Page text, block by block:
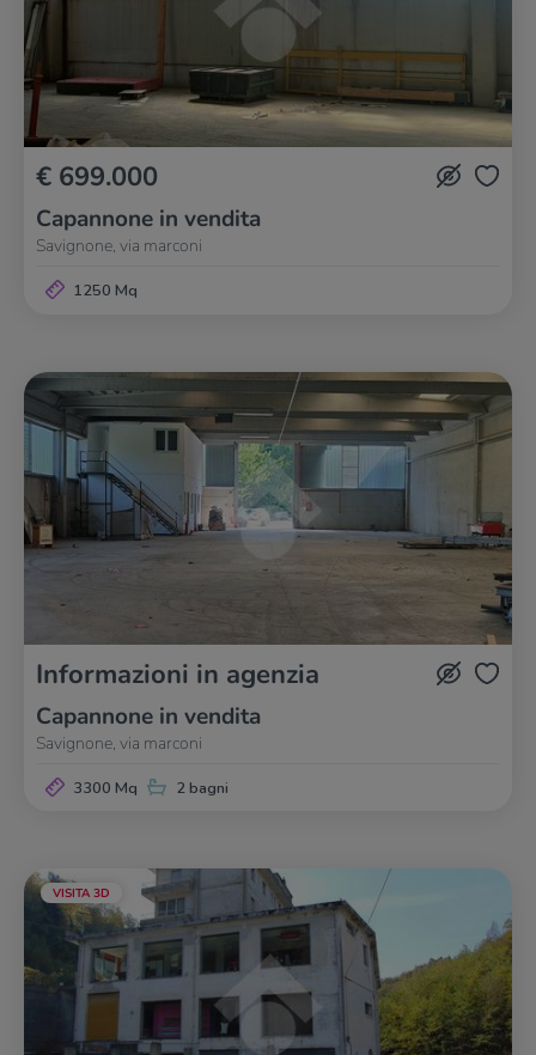
€ 699.000
Capannone in vendita
Savignone, via marconi
1250 Mq
Informazioni in agenzia
Capannone in vendita
Savignone, via marconi
3300 Mq 2 bagni
VISITA 3D